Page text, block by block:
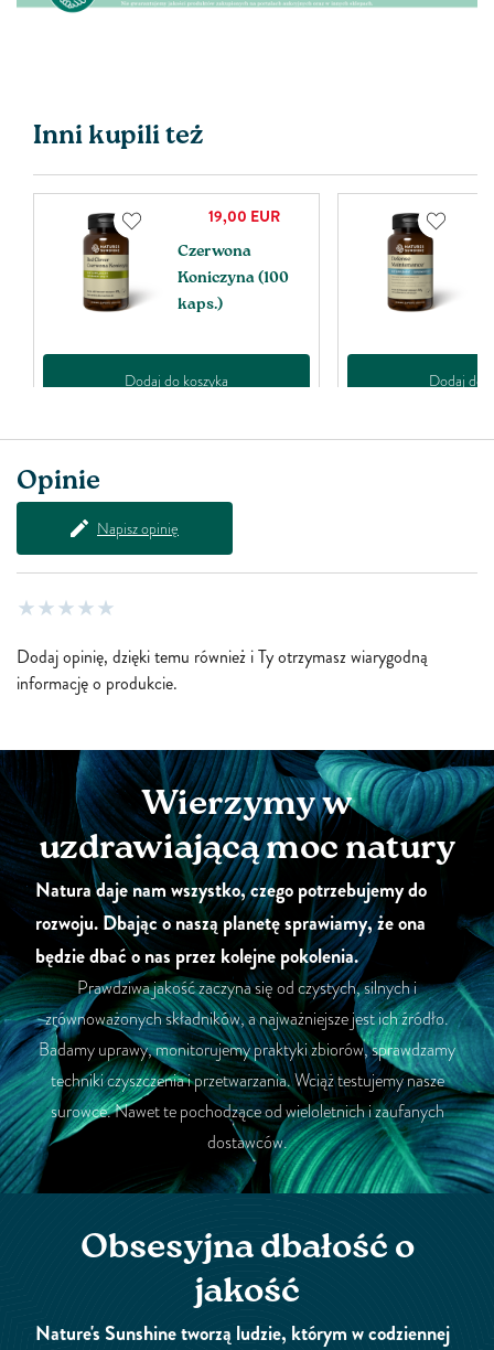
Inni kupili też
19,00 EUR
Czerwona
Koniczyna (100
kaps.)
Dodaj do koszyka Dodaj do
Opinie
Napisz opinię
Dodaj opinię, dzięki temu również i Ty otrzymasz wiarygodną
informację o produkcie.
Wierzymy w
uzdrawiającą moc natury
Natura daje nam wszystko, czego potrzebujemy do
rozwoju. Dbając o naszą planetę sprawiamy, że ona
będzie dbać o nas przez kolejne pokolenia.
Prawdziwa jakość zaczyna się od czystych, silnych i
zrównoważonych składników, a najważniejsze jest ich źródło.
Badamy uprawy, monitorujemy praktyki zbiorów, sprawdzamy
techniki czyszczenia i przetwarzania. Wciąż testujemy nasze
surowce. Nawet te pochodzące od wieloletnich i zaufanych
dostawców.
Obsesyjna dbałość o
jakość
Nature's Sunshine tworzą ludzie, którym w codziennej